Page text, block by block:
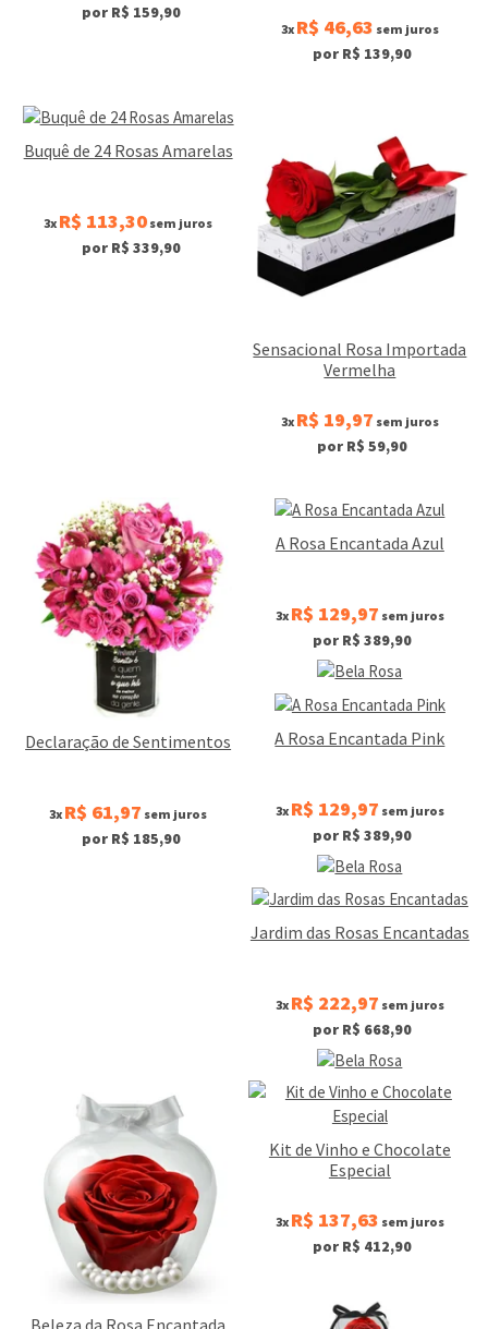
por R$ 159,90
3x R$ 46,63 sem juros
por R$ 139,90
Buquê de 24 Rosas Amarelas
3x R$ 113,30 sem juros
por R$ 339,90
Sensacional Rosa Importada
Vermelha
3x R$ 19,97 sem juros
por R$ 59,90
Declaração de Sentimentos
3x R$ 61,97 sem juros
por R$ 185,90
A Rosa Encantada Azul
3x R$ 129,97 sem juros
por R$ 389,90
A Rosa Encantada Pink
3x R$ 129,97 sem juros
por R$ 389,90
Jardim das Rosas Encantadas
3x R$ 222,97 sem juros
por R$ 668,90
Kit de Vinho e Chocolate
Especial
3x R$ 137,63 sem juros
por R$ 412,90